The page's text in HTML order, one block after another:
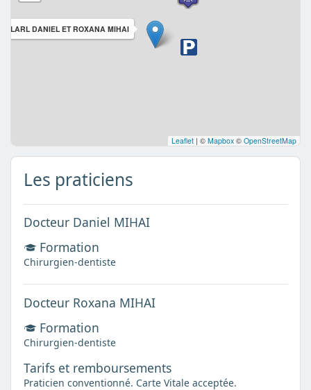
SELARL DANIEL ET ROXANA MIHAI
Leaflet | © Mapbox © OpenStreetMap
Les praticiens
Docteur Daniel MIHAI
Formation
Chirurgien-dentiste
Docteur Roxana MIHAI
Formation
Chirurgien-dentiste
Tarifs et remboursements
Praticien conventionné. Carte Vitale acceptée.